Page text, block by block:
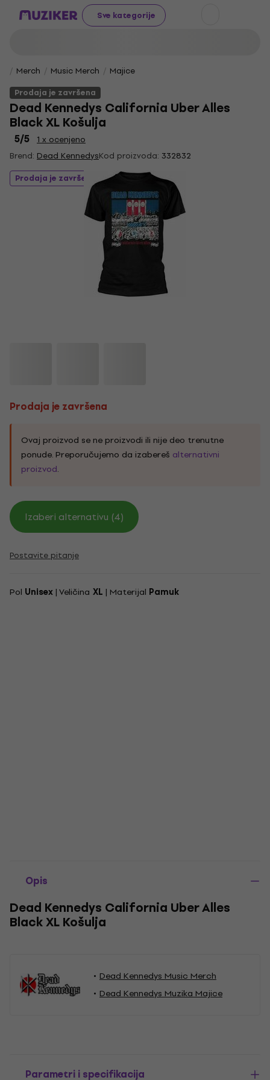
Sve kategorije
Merch Music Merch
Majice
Prodaja je završena
Dead Kennedys California Uber Alles
Black XL Košulja
5/5
1 x ocenjeno
Brend: Dead KennedysKod proizvoda: 332832
Prodaja je završena
Prodaja je završena
Ovaj proizvod se ne proizvodi ili nije deo trenutne
ponude. Preporučujemo da izabereš alternativni
proizvod.
Izaberi alternativu (4)
Postavite pitanje
Pol Unisex | Veličina XL | Materijal Pamuk
Opis
Dead Kennedys California Uber Alles
Black XL Košulja
Dead Kennedys Music Merch
Dead Kennedys Muzika Majice
Parametri i specifikacija